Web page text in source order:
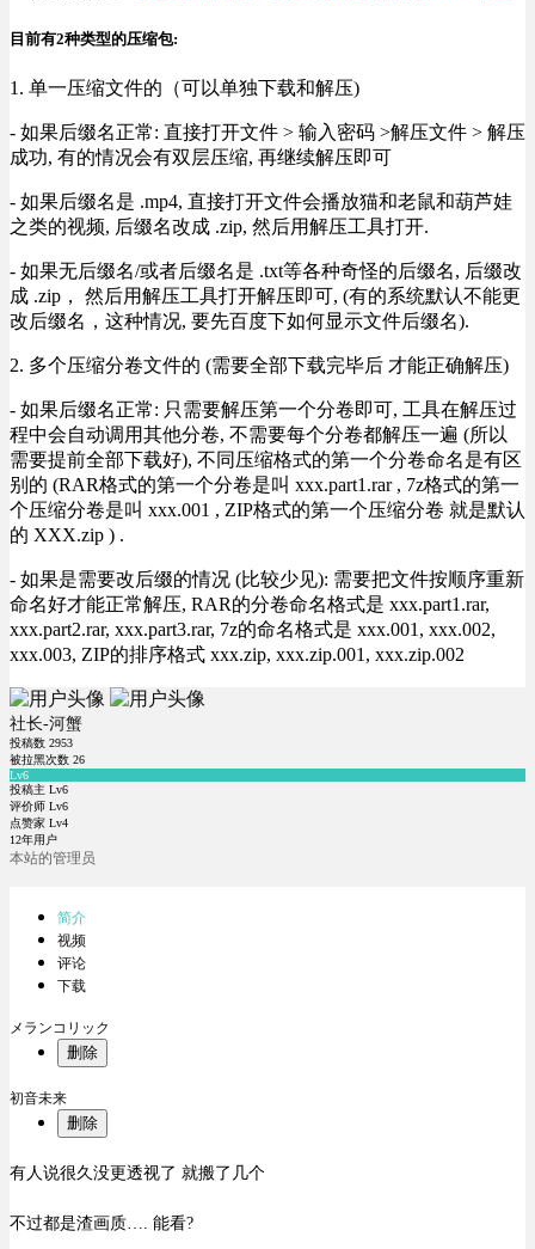
目前有2种类型的压缩包:
1. 单一压缩文件的（可以单独下载和解压)
- 如果后缀名正常: 直接打开文件 > 输入密码 >解压文件 > 解压
成功, 有的情况会有双层压缩, 再继续解压即可
- 如果后缀名是 .mp4, 直接打开文件会播放猫和老鼠和葫芦娃
之类的视频, 后缀名改成 .zip, 然后用解压工具打开.
- 如果无后缀名/或者后缀名是 .txt等各种奇怪的后缀名, 后缀改
成 .zip， 然后用解压工具打开解压即可, (有的系统默认不能更
改后缀名，这种情况, 要先百度下如何显示文件后缀名).
2. 多个压缩分卷文件的 (需要全部下载完毕后 才能正确解压)
- 如果后缀名正常: 只需要解压第一个分卷即可, 工具在解压过
程中会自动调用其他分卷, 不需要每个分卷都解压一遍 (所以
需要提前全部下载好), 不同压缩格式的第一个分卷命名是有区
别的 (RAR格式的第一个分卷是叫 xxx.part1.rar , 7z格式的第一
个压缩分卷是叫 xxx.001 , ZIP格式的第一个压缩分卷 就是默认
的 XXX.zip ) .
- 如果是需要改后缀的情况 (比较少见): 需要把文件按顺序重新
命名好才能正常解压, RAR的分卷命名格式是 xxx.part1.rar,
xxx.part2.rar, xxx.part3.rar, 7z的命名格式是 xxx.001, xxx.002,
xxx.003, ZIP的排序格式 xxx.zip, xxx.zip.001, xxx.zip.002
社长-河蟹
投稿数 2953
被拉黑次数 26
Lv6
投稿主 Lv6
评价师 Lv6
点赞家 Lv4
12年用户
本站的管理员
简介
视频
评论
下载
メランコリック
删除
初音未来
删除
有人说很久没更透视了 就搬了几个
不过都是渣画质…. 能看?